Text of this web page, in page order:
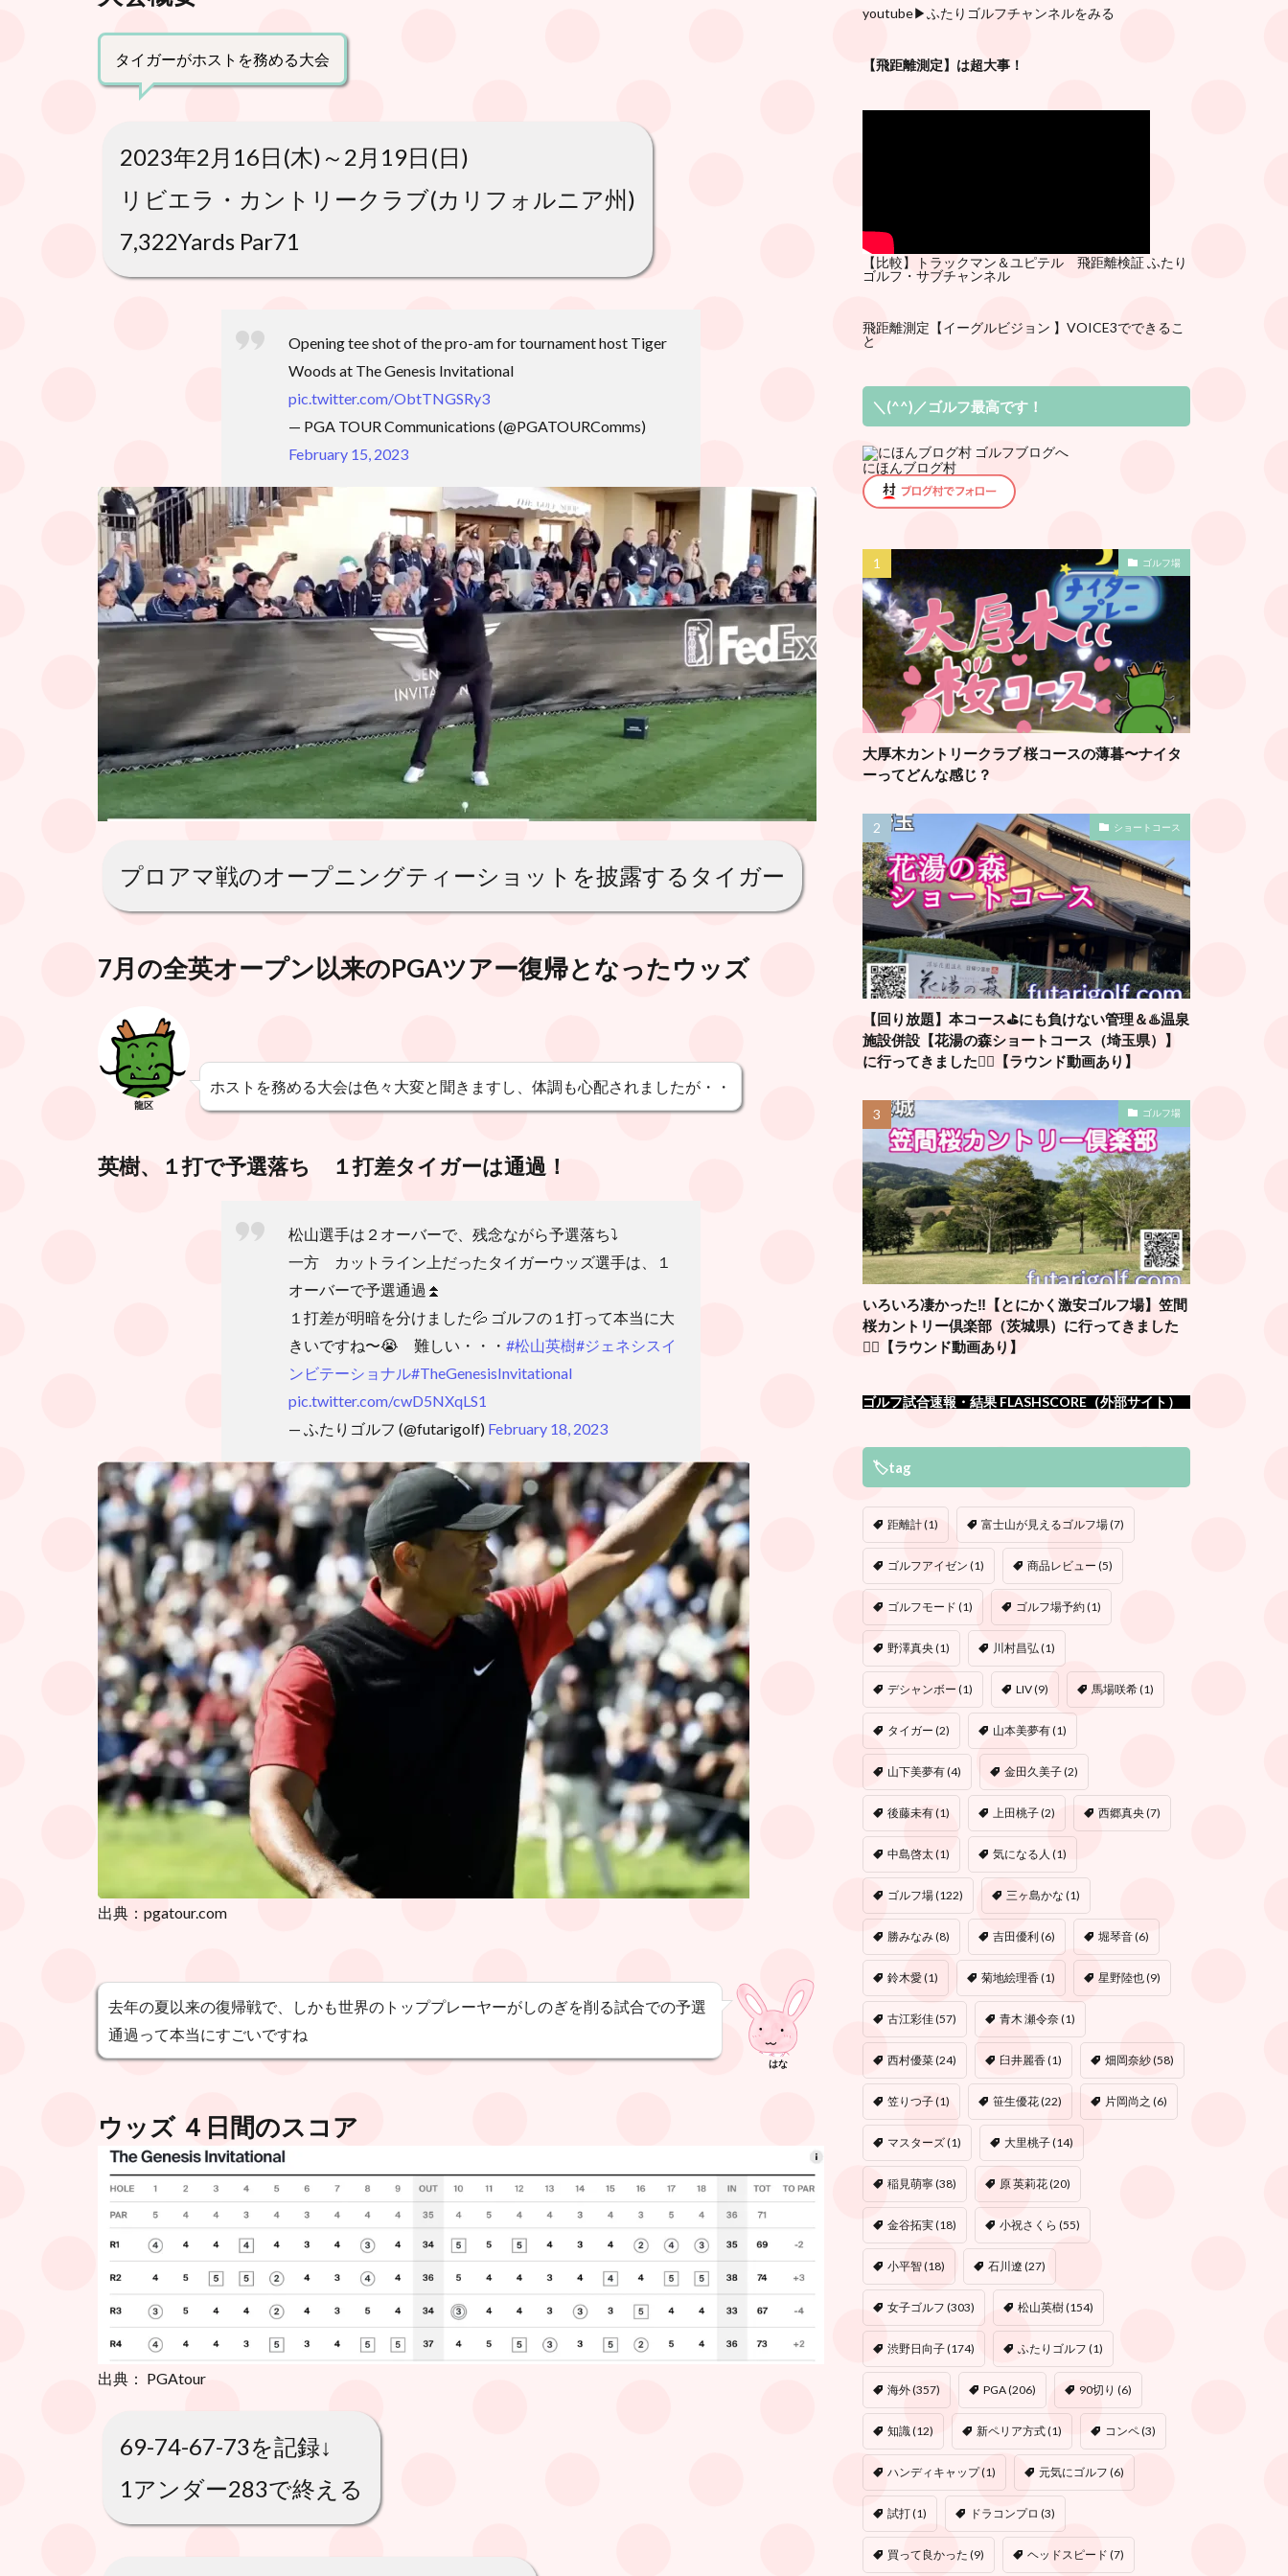
タイガーがホストを務める大会
2023年2月16日(木)～2月19日(日)
リビエラ・カントリークラブ(カリフォルニア州)
7,322Yards Par71
Opening tee shot of the pro-am for tournament host Tiger
Woods at The Genesis Invitational
pic.twitter.com/ObtTNGSRy3
— PGA TOUR Communications (@PGATOURComms)
February 15, 2023
プロアマ戦のオープニングティーショットを披露するタイガー
7月の全英オープン以来のPGAツアー復帰となったウッズ
龍区
ホストを務める大会は色々大変と聞きますし、体調も心配されましたが・・
英樹、１打で予選落ち １打差タイガーは通過！
松山選手は２オーバーで、残念ながら予選落ち⤵️
一方 カットライン上だったタイガーウッズ選手は、１
オーバーで予選通過⏫
１打差が明暗を分けました💦 ゴルフの１打って本当に大
きいですね〜😭 難しい・・・ #松山英樹#ジェネシスイ
ンビテーショナル#TheGenesisInvitational
pic.twitter.com/cwD5NXqLS1
— ふたりゴルフ (@futarigolf) February 18, 2023
出典：pgatour.com
去年の夏以来の復帰戦で、しかも世界のトッププレーヤーがしのぎを削る試合での予選
通過って本当にすごいですね
はな
ウッズ ４日間のスコア
出典： PGAtour
69-74-67-73を記録↓
1アンダー283で終える
youtube▶︎ふたりゴルフチャンネルをみる
【飛距離測定】は超大事！
【比較】トラックマン＆ユピテル 飛距離検証ふたり
ゴルフ・サブチャンネル
飛距離測定 【イーグルビジョン 】VOICE3でできるこ
と
＼(^^)／ゴルフ最高です！
にほんブログ村
ゴルフ場
大厚木カントリークラブ 桜コースの薄暮〜ナイタ
ーってどんな感じ？
ショートコース
【回り放題】本コース⛳️にも負けない管理＆♨️温泉
施設併設【花湯の森ショートコース（埼玉県）】
に行ってきました🏌️‍♂️【ラウンド動画あり】
ゴルフ場
いろいろ凄かった‼️【とにかく激安ゴルフ場】笠間
桜カントリー倶楽部（茨城県）に行ってきました
🏌️‍♂️【ラウンド動画あり】
ゴルフ試合速報・結果 FLASHSCORE（外部サイト）
🏷tag
距離計(1) 富士山が見えるゴルフ場(7)
ゴルフアイゼン (1) 商品レビュー (5)
ゴルフモード (1) ゴルフ場予約(1)
野澤真央(1) 川村昌弘(1)
デシャンボー (1) LIV(9) 馬場咲希(1)
タイガー (2) 山本美夢有(1)
山下美夢有(4) 金田久美子(2)
後藤未有(1) 上田桃子(2) 西郷真央(7)
中島啓太(1) 気になる人 (1)
ゴルフ場(122) 三ヶ島かな (1)
勝みなみ(8) 吉田優利 (6) 堀琴音(6)
鈴木愛(1) 菊地絵理香(1) 星野陸也(9)
古江彩佳(57) 青木 瀬令奈(1)
西村優菜(24) 臼井麗香(1) 畑岡奈紗(58)
笠りつ子(1) 笹生優花(22) 片岡尚之 (6)
マスターズ(1) 大里桃子(14)
稲見萌寧(38) 原 英莉花(20)
金谷拓実(18) 小祝さくら (55)
小平智(18) 石川遼 (27)
女子ゴルフ (303) 松山英樹(154)
渋野日向子(174) ふたりゴルフ (1)
海外(357) PGA(206) 90切り (6)
知識(12) 新ペリア方式(1) コンペ(3)
ハンディキャップ(1) 元気にゴルフ (6)
試打(1) ドラコンプロ (3)
買って良かった (9) ヘッドスピード (7)